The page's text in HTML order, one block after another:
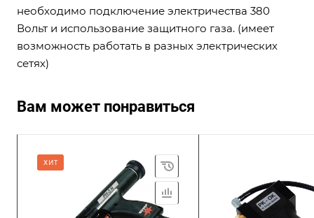
необходимо подключение электричества 380
Вольт и использование защитного газа. (имеет
возможность работать в разных электрических
сетях)
Вам может понравиться
ХИТ